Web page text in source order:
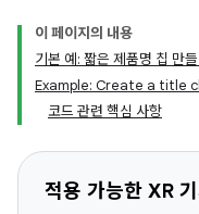
이 페이지의 내용
기본 예: 짧은 제품명 칩 만
Example: Create a title
코드 관련 핵심 사항
적용 가능한 XR 기